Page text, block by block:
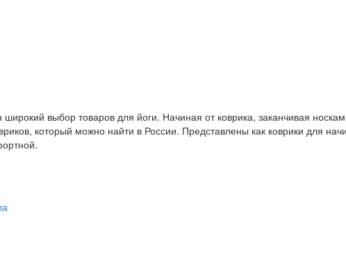
выбор товаров для йоги. Начиная от коврика, заканчивая
который можно найти в России. Представлены как коврики для